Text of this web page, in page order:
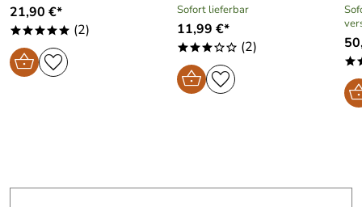
21,90 €*
***** (2)
Sofort lieferbar
11,99 €*
***oo (2)